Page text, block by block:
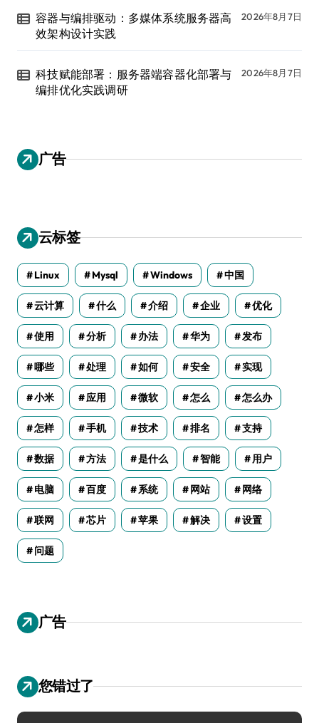
容器与编排驱动：多媒体系统服务器高
效架构设计实践
2026年8月7日
科技赋能部署：服务器端容器化部署与
编排优化实践调研
2026年8月7日
广告
云标签
Linux Mysql Windows 中国
云计算 什么 介绍 企业 优化
使用 分析 办法 华为 发布
哪些 处理 如何 安全 实现
小米 应用 微软 怎么 怎么办
怎样 手机 技术 排名 支持
数据 方法 是什么 智能 用户
电脑 百度 系统 网站 网络
联网 芯片 苹果 解决 设置
问题
广告
您错过了